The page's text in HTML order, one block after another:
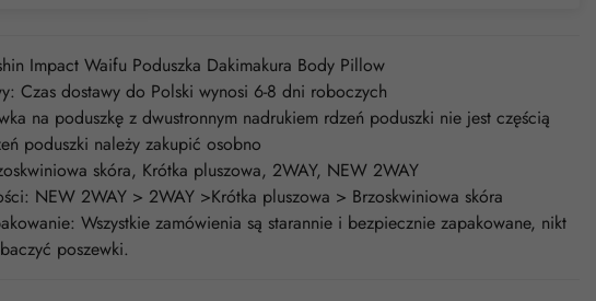
Impact Waifu Poduszka Dakimakura Body Pillow
Czas dostawy do Polski wynosi 6-8 dni roboczych
na poduszkę z dwustronnym nadrukiem rdzeń poduszki nie jest częścią
poduszki należy zakupić osobno
skóra, Krótka pluszowa, 2WAY, NEW 2WAY
NEW 2WAY > 2WAY >Krótka pluszowa > Brzoskwiniowa skóra
Wszystkie zamówienia są starannie i bezpiecznie zapakowane, nikt
poszewki.